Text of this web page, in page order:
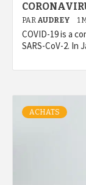
PAR AUDREY 1
COVID-19 is a
SARS-CoV-2. In
ACHATS